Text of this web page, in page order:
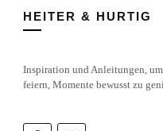
HEITER & HURTIG
Inspiration und Anleitungen,
feiern, Momente bewusst zu